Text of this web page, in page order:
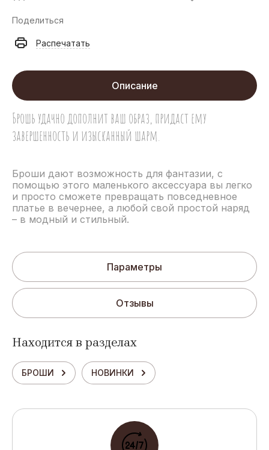
Поделиться
Распечатать
Описание
Брошь удачно дополнит ваш образ, придаст ему
завершенность и изысканный шарм.
Броши дают возможность для фантазии, с
помощью этого маленького аксессуара вы легко
и просто сможете превращать повседневное
платье в вечернее, а любой свой простой наряд
– в модный и стильный.
Параметры
Отзывы
Находится в разделах
БРОШИ НОВИНКИ